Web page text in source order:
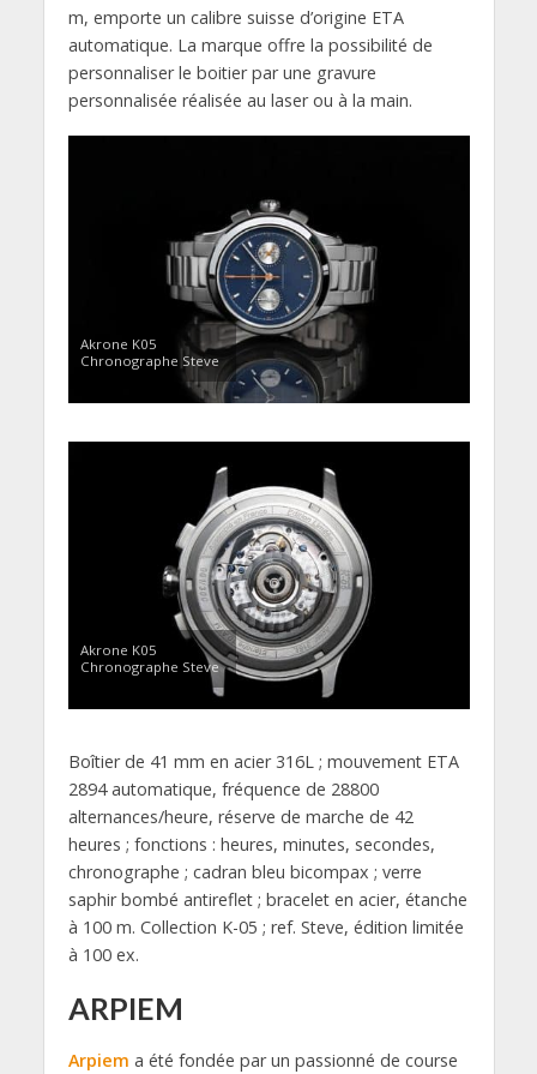
m, emporte un calibre suisse d’origine ETA
automatique. La marque offre la possibilité de
personnaliser le boitier par une gravure
personnalisée réalisée au laser ou à la main.
Akrone K05
Chronographe Steve
Akrone K05
Chronographe Steve
Boîtier de 41 mm en acier 316L ; mouvement ETA
2894 automatique, fréquence de 28800
alternances/heure, réserve de marche de 42
heures ; fonctions : heures, minutes, secondes,
chronographe ; cadran bleu bicompax ; verre
saphir bombé antireflet ; bracelet en acier, étanche
à 100 m. Collection K-05 ; ref. Steve, édition limitée
à 100 ex.
ARPIEM
Arpiem a été fondée par un passionné de course